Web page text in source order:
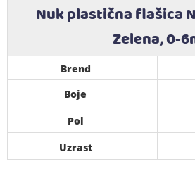
Nuk plastična flašica
Zelena, 0-
Brend
Boje
Pol
Uzrast